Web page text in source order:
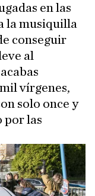
en las
la musiquilla
conseguir
al
vírgenes,
solo once y
por las